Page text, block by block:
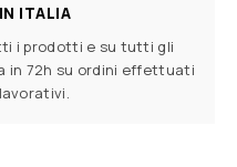
ITALIA
i prodotti e su tutti gli
in 72h su ordini effettuati